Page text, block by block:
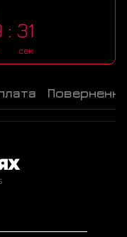
30
сек
Повернення